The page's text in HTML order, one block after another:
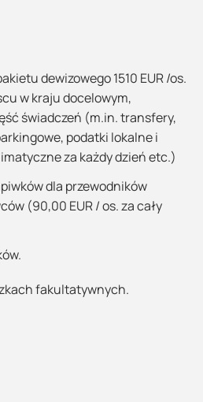
dewizowego 1510 EUR /os.
w kraju docelowym,
świadczeń (m.in. transfery,
podatki lokalne i
za każdy dzień etc.)
dla przewodników
(90,00 EUR / os. za cały
fakultatywnych.